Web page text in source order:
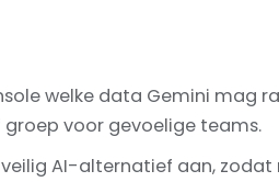
welke data Gemini mag
voor gevoelige teams.
AI-alternatief aan,